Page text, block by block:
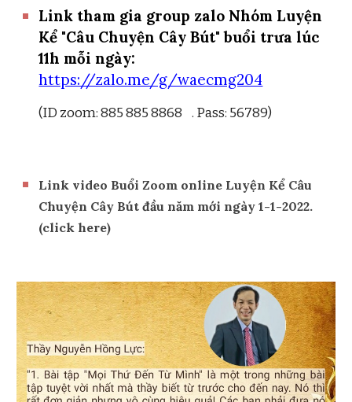
Link tham gia group zalo Nhóm Luyện
Kể "Câu Chuyện Cây Bút" buổi trưa lúc
11h mỗi ngày:
https://zalo.me/g/waecmg204
(ID zoom: 885 885 8868 . Pass: 56789)
Link video Buổi Zoom online Luyện Kể Câu
Chuyện Cây Bút đầu năm mới ngày 1-1-2022.
(click here)